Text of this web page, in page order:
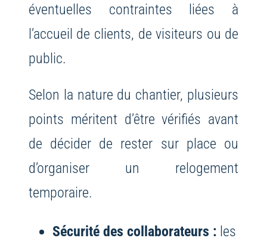
éventuelles contraintes liées à
l’accueil de clients, de visiteurs ou de
public.
Selon la nature du chantier, plusieurs
points méritent d’être vérifiés avant
de décider de rester sur place ou
d’organiser un relogement
temporaire.
Sécurité des collaborateurs : les